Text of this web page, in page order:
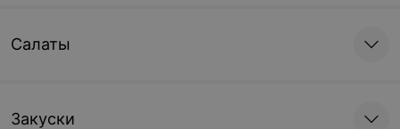
Салаты
Закуски